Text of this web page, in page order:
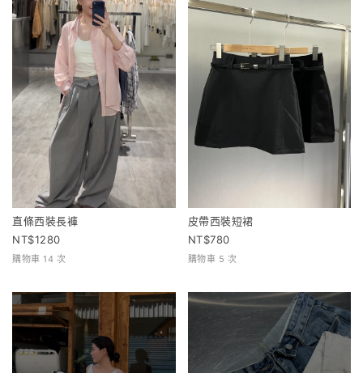
直條西裝長褲
1280
購物車 14 次
皮帶西裝短裙
780
購物車 5 次